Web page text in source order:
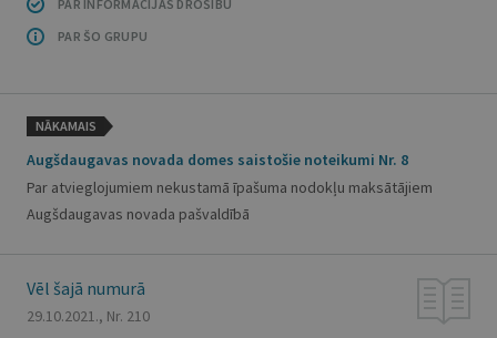
PAR INFORMĀCIJAS DROŠĪBU
PAR ŠO GRUPU
NĀKAMAIS
Augšdaugavas novada domes saistošie noteikumi Nr. 8
Par atvieglojumiem nekustamā īpašuma nodokļu maksātājiem
Augšdaugavas novada pašvaldībā
Vēl šajā numurā
29.10.2021., Nr. 210